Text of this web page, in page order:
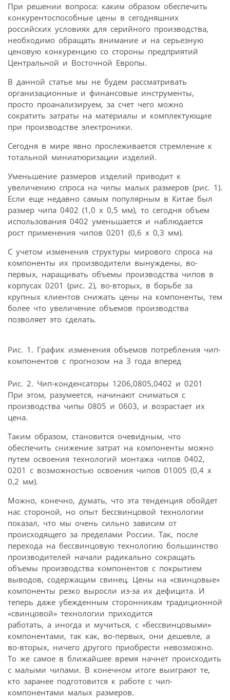
При решении вопроса: каким образом обеспечить
конкурентоспособные цены в сегодняшних
российских условиях для серийного производства,
необходимо обращать внимание и на серьезную
ценовую конкуренцию со стороны предприятий
Центральной и Восточной Европы.
В данной статье мы не будем рассматривать
организационные и финансовые инструменты,
просто проанализируем, за счет чего можно
сократить затраты на материалы и комплектующие
при производстве электроники.
Сегодня в мире явно прослеживается стремление к
тотальной миниатюризации изделий.
Уменьшение размеров изделий приводит к
увеличению спроса на чипы малых размеров (рис. 1).
Если еще недавно самым популярным в Китае был
размер чипа 0402 (1,0 х 0,5 мм), то сегодня объем
использования 0402 уменьшается и наблюдается
рост применения чипов 0201 (0,6 х 0,3 мм).
С учетом изменения структуры мирового спроса на
компоненты их производители вынуждены, во-
первых, наращивать объемы производства чипов в
корпусах 0201 (рис. 2), во-вторых, в борьбе за
крупных клиентов снижать цены на компоненты, тем
более что увеличение объемов производства
позволяет это сделать.
Рис. 1. График изменения объемов потребления чип-
компонентов с прогнозом на 3 года вперед
Рис. 2. Чип-конденсаторы 1206,0805,0402 и 0201
При этом, разумеется, начинают сниматься с
производства чипы 0805 и 0603, и возрастает их
цена.
Таким образом, становится очевидным, что
обеспечить снижение затрат на компоненты можно
путем освоения технологий монтажа чипов 0402,
0201 с возможностью освоения чипов 01005 (0,4 х
0,2 мм).
Можно, конечно, думать, что эта тенденция обойдет
нас стороной, но опыт бессвинцовой технологии
показал, что мы очень сильно зависим от
происходящего за пределами России. Так, после
перехода на бессвинцовую технологию большинство
производителей начали радикально сокращать
объемы производства компонентов с покрытием
выводов, содержащим свинец. Цены на «свинцовые»
компоненты резко выросли из-за их дефицита. И
теперь даже убежденным сторонникам традиционной
«свинцовой» технологии приходится
работать, а иногда и мучиться, с «бессвинцовыми»
компонентами, так как, во-первых, они дешевле, а
во-вторых, ничего другого приобрести невозможно.
То же самое в ближайшее время начнет происходить
с малыми чипами. В конечном итоге выиграют те,
кто заранее подготовится к работе с чип-
компонентами малых размеров.